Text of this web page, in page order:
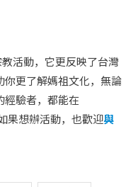
活動，它更反映了台灣
你更了解媽祖文化，無論
經驗者，都能在
果想辦活動，也歡迎與